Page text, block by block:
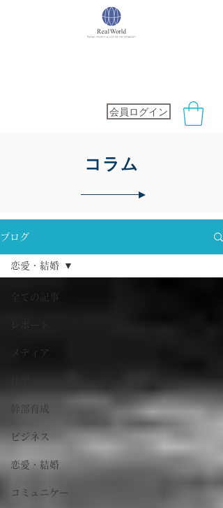
会員ログイン
​コラム
ブログ
全ての記事
メディア
幹部育成
ビジネス
恋愛・結婚
コミュニケー
恋愛・結婚